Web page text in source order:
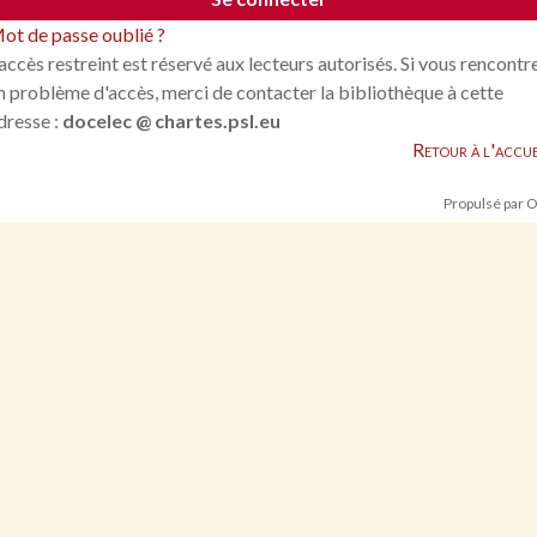
de passe oublié ?
restreint est réservé aux lecteurs autorisés. Si vous
problème d'accès, merci de contacter la bibliothèque à cette
: docelec @ chartes.psl.eu
Retour à
Propulsé par